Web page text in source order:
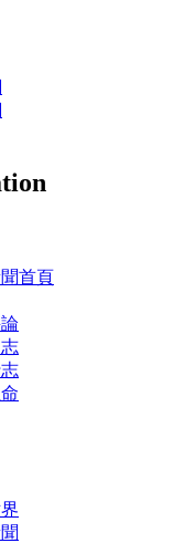
首頁